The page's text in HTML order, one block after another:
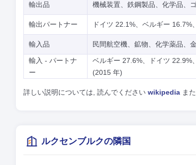
輸出品 機械装置、鉄鋼製品、化学品、
輸出パートナー ドイツ 22.1%、ベルギー
輸入品 民間航空機、鉱物、化学薬品、
輸入 - パートナ
ー
ベルギー 27.6%、ドイツ 22.9%
(2015 年)
詳しい説明については, 読んでください wikipedia また
ルクセンブルクの隣国